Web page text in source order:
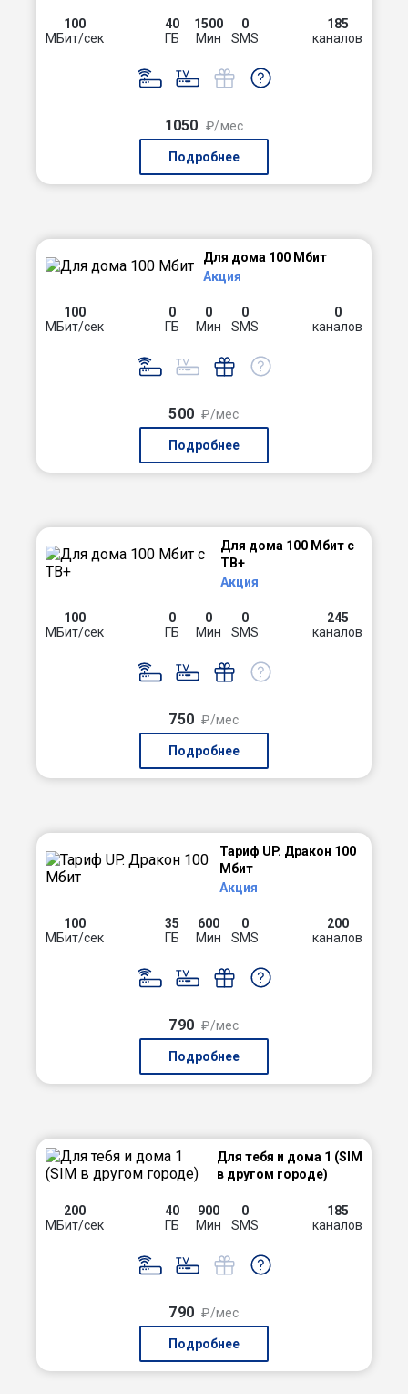
100
МБит/сек
40
ГБ
1500
Мин
0
SMS
185
каналов
1050 ₽/мес
Подробнее
Для дома 100 Мбит
Акция
100
МБит/сек
0
ГБ
0
Мин
0
SMS
0
каналов
500 ₽/мес
Подробнее
Для дома 100 Мбит с
ТВ+
Акция
100
МБит/сек
0
ГБ
0
Мин
0
SMS
245
каналов
750 ₽/мес
Подробнее
Тариф UP. Дракон 100
Мбит
Акция
100
МБит/сек
35
ГБ
600
Мин
0
SMS
200
каналов
790 ₽/мес
Подробнее
Для тебя и дома 1 (SIM
в другом городе)
200
МБит/сек
40
ГБ
900
Мин
0
SMS
185
каналов
790 ₽/мес
Подробнее